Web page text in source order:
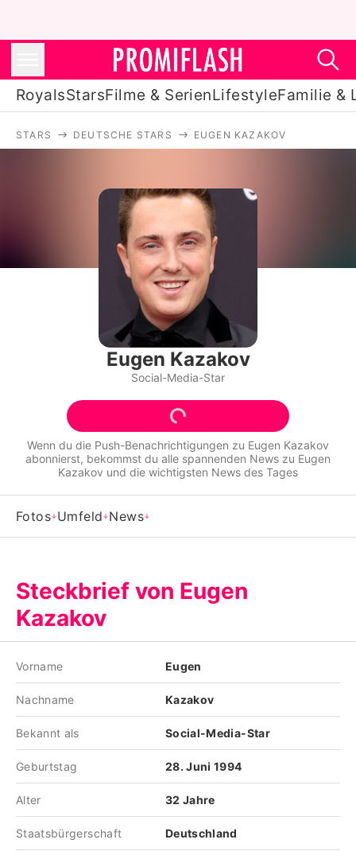
RoyalsStarsFilme & SerienLifestyleFamilie &
Filme & Serien
Lifestyle
Familie & Liebe
Promiflash Exklusiv
Alle Themen auf Promiflash
Jobs
App runterladen
Team
Impressum
Nutzungsbedingungen
Utiq verwalten
STARS DEUTSCHE STARS EUGEN KAZAKOV
Eugen Kazakov
Social-Media-Star
Wenn du die Push-Benachrichtigungen zu Eugen Kazakov
abonnierst, bekommst du alle spannenden News zu Eugen
Kazakov und die wichtigsten News des Tages
Fotos Umfeld News
Steckbrief von Eugen
Kazakov
Vorname Eugen
Nachname Kazakov
Bekannt als Social-Media-Star
Geburtstag 28. Juni 1994
Alter 32 Jahre
Staatsbürgerschaft Deutschland